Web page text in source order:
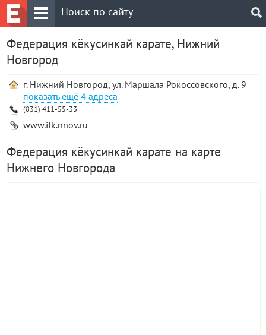
Федерация кёкусинкай карате, Нижний
Новгород
г. Нижний Новгород, ул. Маршала Рокоссовского, д. 9
4 адреса
(831) 411-55-33
www.ifk.nnov.ru
Федерация кёкусинкай карате на карте
Нижнего Новгорода